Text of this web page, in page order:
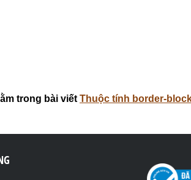
trong bài viết Thuộc tính border-